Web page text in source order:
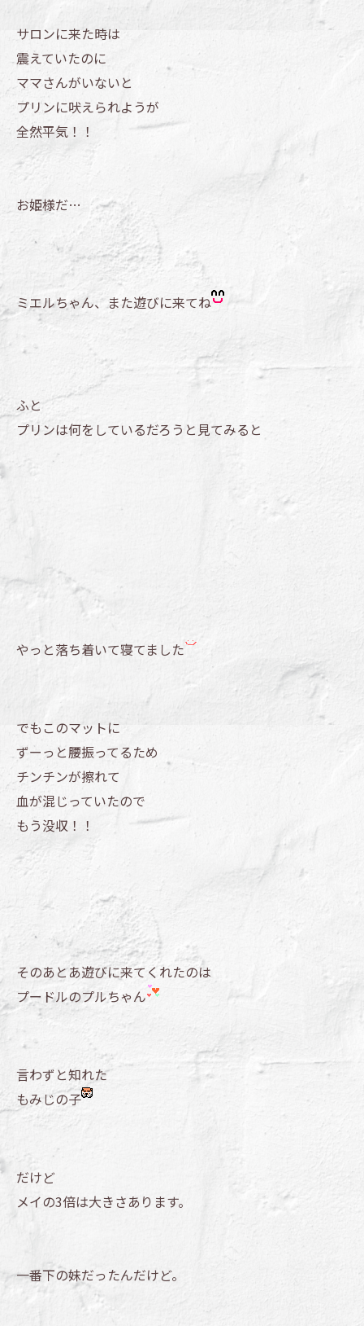
サロンに来た時は
震えていたのに
ママさんがいないと
プリンに吠えられようが
全然平気！！
お姫様だ…
ミエルちゃん、また遊びに来てね
ふと
プリンは何をしているだろうと見てみると
やっと落ち着いて寝てました
でもこのマットに
ずーっと腰振ってるため
チンチンが擦れて
血が混じっていたので
もう没収！！
そのあとあ遊びに来てくれたのは
プードルのプルちゃん
言わずと知れた
もみじの子
だけど
メイの3倍は大きさあります。
一番下の妹だったんだけど。